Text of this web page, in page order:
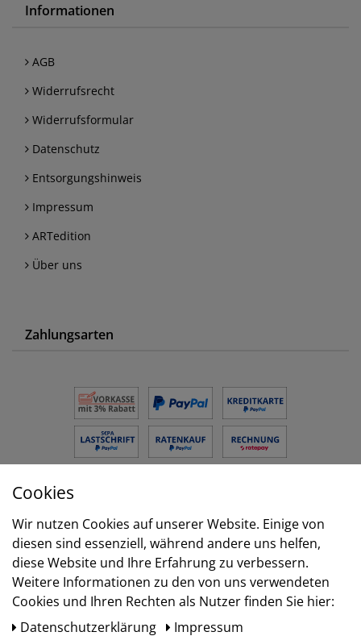
Informationen
AGB
Widerrufsrecht
Widerrufsformular
Datenschutz
Entsorgungshinweis
Impressum
ARTedition
Über uns
Zahlungsarten
Versand
Cookies
Wir nutzen Cookies auf unserer Website. Einige von
diesen sind essenziell, während andere uns helfen,
diese Website und Ihre Erfahrung zu verbessern.
Weitere Informationen zu den von uns verwendeten
Cookies und Ihren Rechten als Nutzer finden Sie hier:
Daten­schutz­erklärung
Impressum